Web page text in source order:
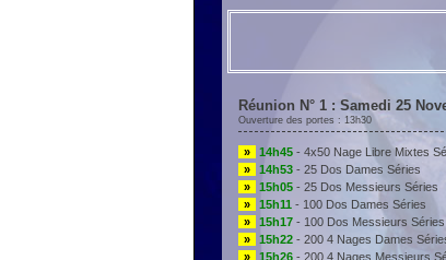
Réunion N° 1 : Samedi 25
Ouverture des portes : 13h30
» 14h45 - 4x50 Nage Libre Mixtes
»
14h53 - 25 Dos Dames Séries
»
15h05 - 25 Dos Messieurs Séries
»
15h11 - 100 Dos Dames Séries
»
15h17 - 100 Dos Messieurs Séries
»
15h22 - 200 4 Nages Dames
»
15h26 - 200 4 Nages Messieurs